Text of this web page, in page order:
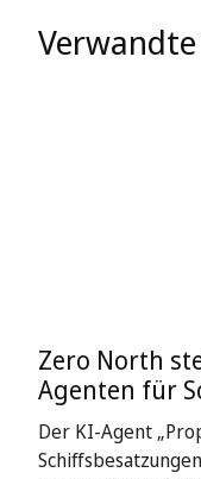
Zero North
Agenten für
Der KI-Agent